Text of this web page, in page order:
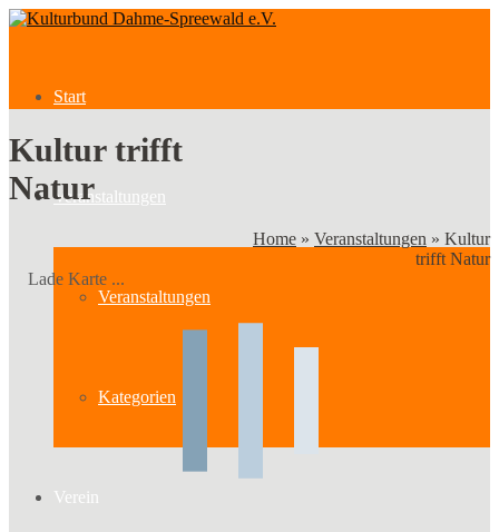
Start
Veranstaltungen
Veranstaltungen
Kategorien
Verein
Kultur trifft
Natur
Home » Veranstaltungen » Kultur
trifft Natur
Lade Karte ...